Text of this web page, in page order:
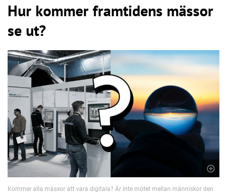
Hur kommer framtidens mässor
se ut?
Kommer alla mässor att vara digitala? Är inte mötet mellan människor den